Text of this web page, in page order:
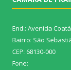
End.: Avenida
Bairro: São
CEP: 68130-000
Fone: